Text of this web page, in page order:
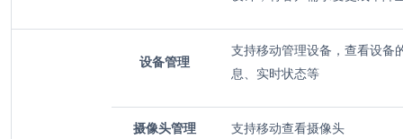
设备管理
支持移动管理设备，查看设备
息、实时状态等
摄像头管理 支持移动查看摄像头